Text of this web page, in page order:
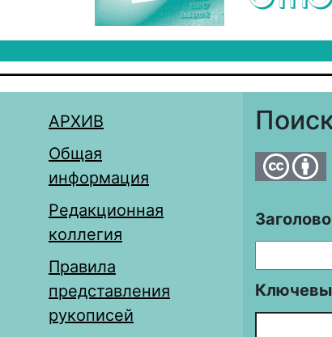
АРХИВ
Общая
информация
Редакционная
коллегия
Правила
представления
рукописей